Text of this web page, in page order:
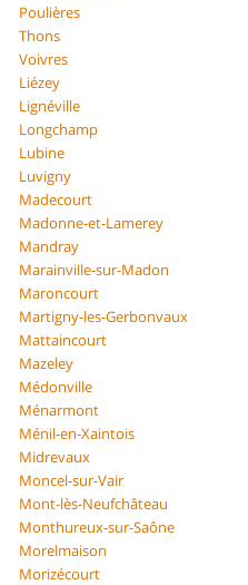
Poulières
Thons
Voivres
Liézey
Lignéville
Longchamp
Lubine
Luvigny
Madecourt
Madonne-et-Lamerey
Mandray
Marainville-sur-Madon
Maroncourt
Martigny-les-Gerbonvaux
Mattaincourt
Mazeley
Médonville
Ménarmont
Ménil-en-Xaintois
Midrevaux
Moncel-sur-Vair
Mont-lès-Neufchâteau
Monthureux-sur-Saône
Morelmaison
Morizécourt